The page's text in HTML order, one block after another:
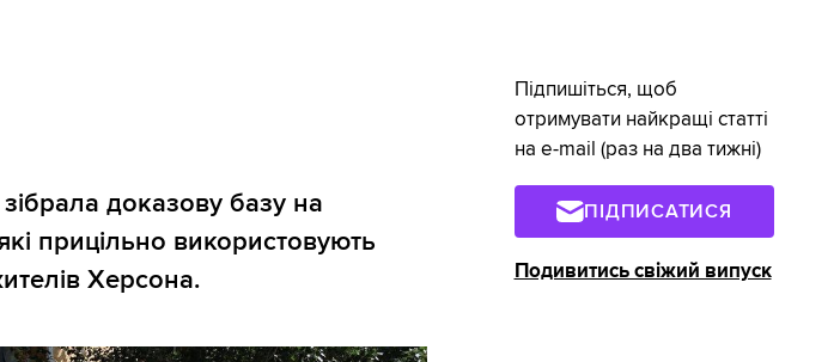
доказову базу на
прицільно використовують
Херсона.
Підпишіться, щоб
отримувати найкращі статті
на e-mail (раз на два тижні)
ПІДПИСАТИСЯ
Подивитись свіжий випуск